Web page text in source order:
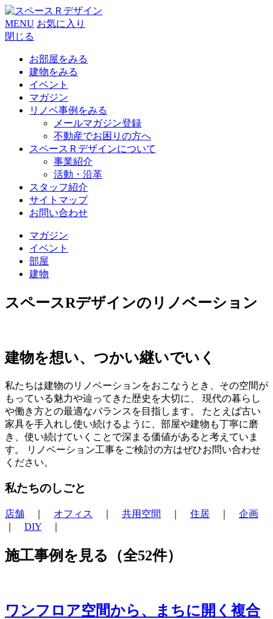
MENU お気に入り
閉じる
お部屋をみる
建物をみる
イベント
マガジン
リノベ事例をみる
メールマガジン登録
不動産でお困りの方へ
スペースＲデザインについて
事業紹介
活動・沿革
スタッフ紹介
サイトマップ
お問い合わせ
マガジン
イベント
部屋
建物
スペースRデザインのリノベーション
建物を想い、つかい継いでいく
私たちは建物のリノベーションをおこなうとき、その空間が
もっている魅力や辿ってきた歴史を大切に、 現代の暮らし
や働き方との最適なバランスを目指します。 たとえば古い
家具を手入れし使い続けるように、部屋や建物も丁寧に磨
き、使い続けていくことで深まる価値があると考えていま
す。 リノベーション工事をご検討の方はぜひお問い合わせ
ください。
私たちのしごと
店舗 オフィス 共用空間 住居
企画
DIY
施工事例を見る（全52件）
ワンフロア空間から、まちに開く複合